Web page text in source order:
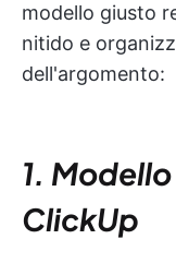
modello giusto
nitido e
dell'argomento:
1.
ClickUp